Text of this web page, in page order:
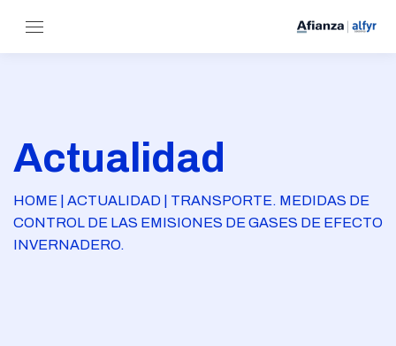
Actualidad
HOME | ACTUALIDAD | TRANSPORTE. MEDIDAS DE
CONTROL DE LAS EMISIONES DE GASES DE EFECTO
INVERNADERO.